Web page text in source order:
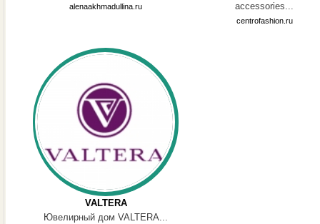
alenaakhmadullina.ru
accessories...
centrofashion.ru
VALTERA
Ювелирный дом VALTERA...